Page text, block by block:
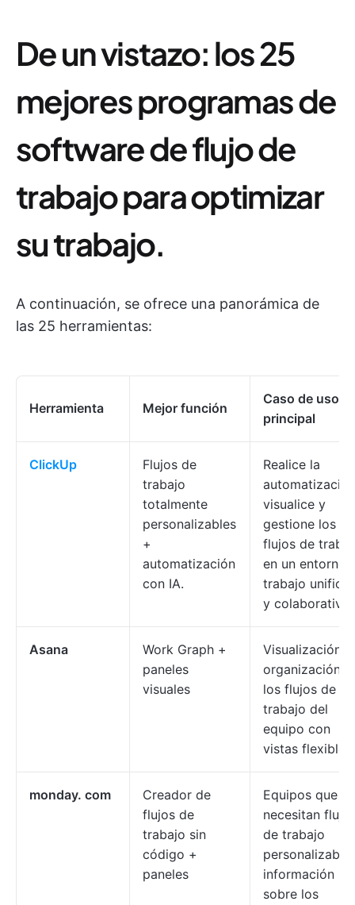
De un vistazo: los 25
mejores programas de
software de flujo de
trabajo para optimizar
su trabajo.
A continuación, se ofrece una panorámica de
las 25 herramientas:
Herramienta Mejor función
Caso de uso
principal
ClickUp
Flujos de
trabajo
totalmente
personalizables
+
automatización
con IA.
Realice la
visualice y
gestione los
flujos de
en un entorno
trabajo
y colaborativo.
Asana
Work Graph +
paneles
visuales
Visualización y
organización
los flujos de
trabajo del
equipo con
vistas flexibles.
monday. com
Creador de
flujos de
trabajo sin
código +
paneles
Equipos que
necesitan
de trabajo
información
sobre los